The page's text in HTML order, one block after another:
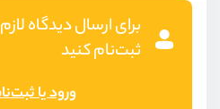
برای ارسال دیدگاه
ثبت‌نام کنید
ورود یا